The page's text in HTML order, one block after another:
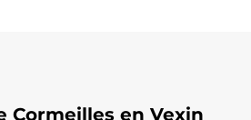
Cormeilles en Vexin